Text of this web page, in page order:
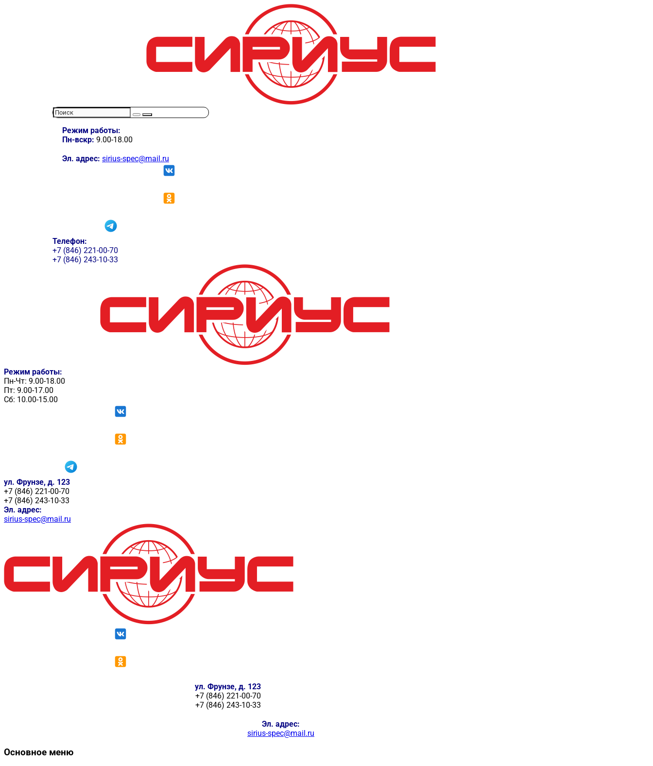
Режим работы:
Пн-вскр: 9.00-18.00
Эл. адрес: sirius-spec@mail.ru
Телефон:
+7 (846) 221-00-70
+7 (846) 243-10-33
Режим работы:
Пн-Чт: 9.00-18.00
Пт: 9.00-17.00
Сб: 10.00-15.00
ул. Фрунзе, д. 123
+7 (846) 221-00-70
+7 (846) 243-10-33
Эл. адрес:
sirius-spec@mail.ru
ул. Фрунзе, д. 123
+7 (846) 221-00-70
+7 (846) 243-10-33
Эл. адрес:
sirius-spec@mail.ru
Основное меню